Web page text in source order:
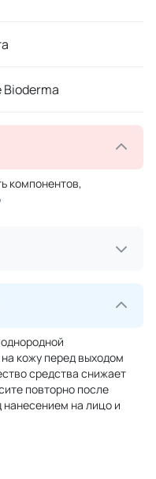
компонентов,
кожу перед выходом
средства снижает
повторно после
нанесением на лицо и